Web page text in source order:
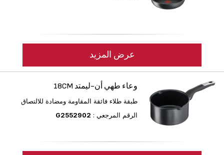
عرض المزيد
وعاء طهي أن-ليمتد 18CM
طبقة طلاء فائقة المقاومة ومضادة للالتصاق
الرقم المرجعي : G2552902